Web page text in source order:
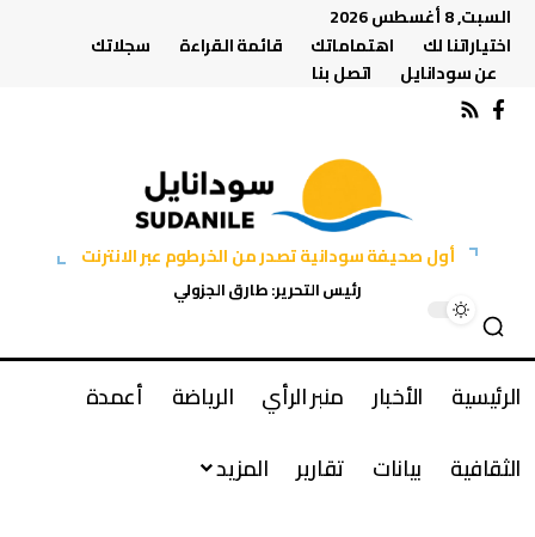
السبت, 8 أغسطس 2026
اختياراتنا لك
اهتماماتك قائمة القراءة
سجلاتك
عن سودانايل
اتصل بنا
أول صحيفة سودانية تصدر من الخرطوم عبر الانترنت
رئيس التحرير: طارق الجزولي
الرئيسية الأخبار منبر الرأي الرياضة
أعمدة
الثقافية
بيانات تقارير المزيد